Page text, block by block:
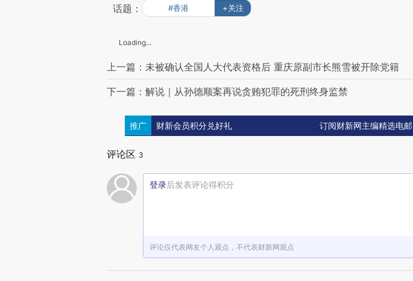
话题： #香港 +关注
Loading...
上一篇：未被确认全国人大代表资格后 重庆原副市长熊雪被开除党籍
下一篇：解说｜从孙德顺案再说贪贿犯罪的死刑终身监禁
推广 财新会员积分兑好礼 订阅财新网主编精选电邮
评论区 3
登录后发表评论得积分
评论仅代表网友个人观点，不代表财新网观点